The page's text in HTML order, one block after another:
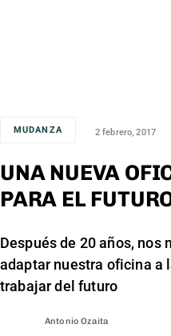
MUDANZA 2 febrero, 2017
UNA NUEVA
PARA EL
Después de 20 años, nos
adaptar nuestra oficina a
trabajar del futuro
Antonio Ozaita